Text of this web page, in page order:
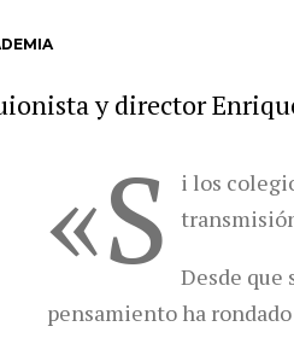
y director
«S
i los
Desde que
pensamiento ha